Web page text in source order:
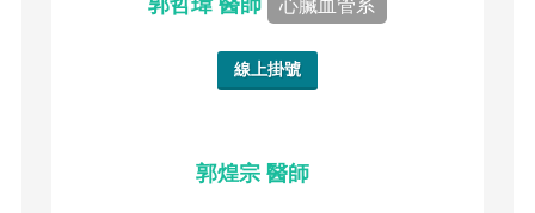
心臟血管系
線上掛號
郭煌宗 醫師